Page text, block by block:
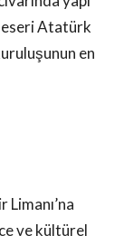
eseri Atatürk
en
ve kültürel